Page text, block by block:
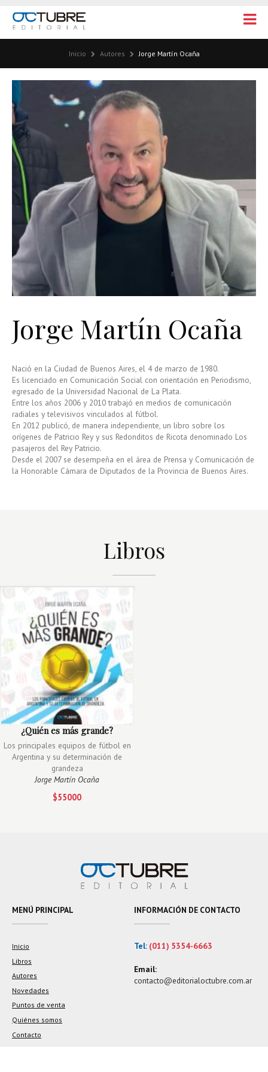
Inicio Autores Jorge Martín Ocaña
Jorge Martín Ocaña
Nació en la Ciudad de Buenos Aires, el 4 de marzo de 1980.
Es licenciado en Comunicación Social con orientación en Periodismo,
egresado de la Universidad Nacional de La Plata.
Entre los años 2006 y 2010 trabajó en medios de comunicación
radiales y televisivos vinculados al fútbol.
En 2012 publicó, de manera independiente, un libro sobre los
orígenes de Patricio Rey y sus Redonditos de Ricota denominado Los
pasajeros del Rey Patricio.
Desde el 2007 se desempeña en el área de Prensa y Comunicación de
la Honorable Cámara de Diputados de la Provincia de Buenos Aires.
Libros
¿Quién es más grande?
Los principales equipos de fútbol en
Argentina y su determinación de
grandeza
Jorge Martín Ocaña
$55000
MENÚ PRINCIPAL
Inicio
Libros
Autores
Novedades
Puntos de venta
Quiénes somos
Contacto
INFORMACIÓN DE CONTACTO
Tel: (011) 5354-6663
Email:
contacto@editorialoctubre.com.ar